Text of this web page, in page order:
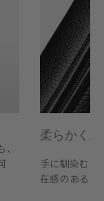
柔らかく
手に馴染むレ
在感のあるア